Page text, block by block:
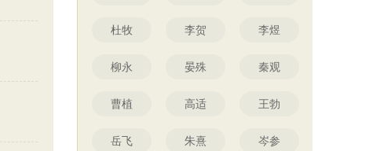
杜牧 李贺 李煜
柳永 晏殊 秦观
曹植 高适 王勃
岳飞 朱熹 岑参